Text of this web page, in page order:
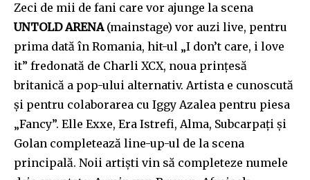
Zeci de mii de fani care vor ajunge la scena
UNTOLD ARENA (mainstage) vor auzi live, pentru
prima dată în Romania, hit-ul „I don’t care, i love
it” fredonată de Charli XCX, noua prințesă
britanică a pop-ului alternativ. Artista e cunoscută
și pentru colaborarea cu Iggy Azalea pentru piesa
„Fancy”. Elle Exxe, Era Istrefi, Alma, Subcarpați și
Golan completează line-up-ul de la scena
principală. Noii artiști vin să completeze numele